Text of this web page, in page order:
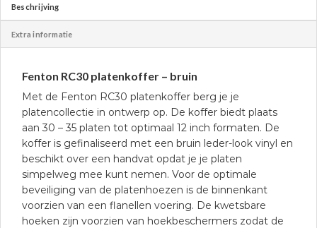
Beschrijving
Extra informatie
Fenton RC30 platenkoffer – bruin
Met de Fenton RC30 platenkoffer berg je je
platencollectie in ontwerp op. De koffer biedt plaats
aan 30 – 35 platen tot optimaal 12 inch formaten. De
koffer is gefinaliseerd met een bruin leder-look vinyl en
beschikt over een handvat opdat je je platen
simpelweg mee kunt nemen. Voor de optimale
beveiliging van de platenhoezen is de binnenkant
voorzien van een flanellen voering. De kwetsbare
hoeken zijn voorzien van hoekbeschermers zodat de